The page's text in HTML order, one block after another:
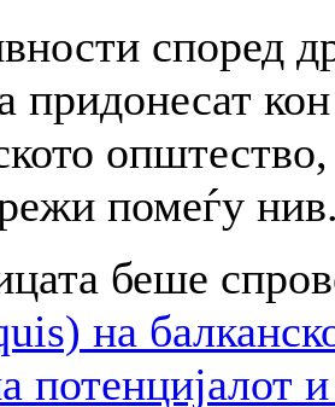
според
придонесат
помеѓу
беше
на
потенцијалот